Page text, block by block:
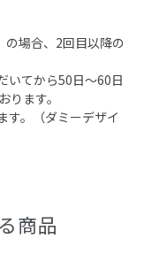
場合、2回目以降の
いてから50日～60日
ます。
す。（ダミーデザイ
商品